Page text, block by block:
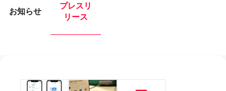
お知らせ
プレスリ
リース